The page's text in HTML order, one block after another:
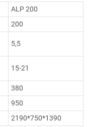
ALP 200
200
5,5
15-21
380
950
2190*750*1390